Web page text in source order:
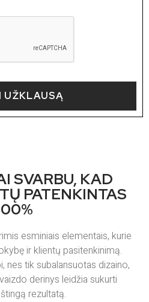
UŽKLAUSĄ
SVARBU, KAD
PATENKINTAS
esminiais elementais, kurie
ir klientų pasitenkinimą.
nes tik subalansuotas dizaino,
derinys leidžia sukurti
rezultatą.